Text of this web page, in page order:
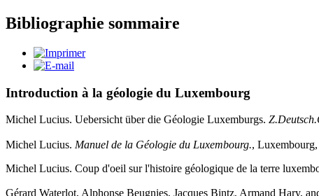
Bibliographie sommaire
Introduction à la géologie du Luxembourg
Michel Lucius. Uebersicht über die Géologie Luxemburgs.
Michel Lucius. Manuel de la Géologie du Luxembourg.,
Michel Lucius. Coup d'oeil sur l'histoire géologique de la terre
Gérard Waterlot, Alphonse Beugnies, Jacques Bintz, Armand Hary,